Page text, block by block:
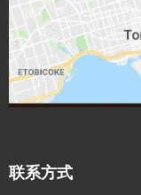
联系方式